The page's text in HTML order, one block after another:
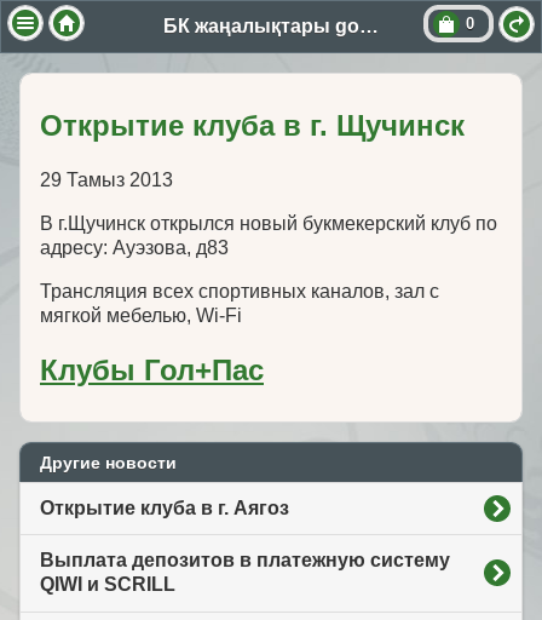
БК жаңалықтары golpas 0
Открытие клуба в г. Щучинск
29 Тамыз 2013
В г.Щучинск открылся новый букмекерский клуб по
адресу: Ауэзова, д83
Трансляция всех спортивных каналов, зал с
мягкой мебелью, Wi-Fi
Клубы Гол+Пас
Другие новости
Открытие клуба в г. Аягоз
Выплата депозитов в платежную систему
QIWI и SCRILL